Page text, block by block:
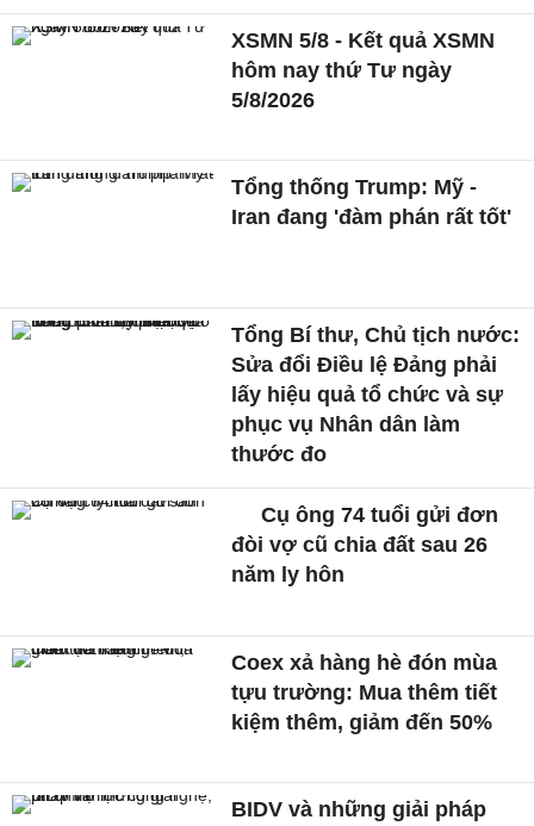
XSMN 5/8 - Kết quả XSMN
hôm nay thứ Tư ngày
5/8/2026
Tổng thống Trump: Mỹ -
Iran đang 'đàm phán rất tốt'
Tổng Bí thư, Chủ tịch nước:
Sửa đổi Điều lệ Đảng phải
lấy hiệu quả tổ chức và sự
phục vụ Nhân dân làm
thước đo
Cụ ông 74 tuổi gửi đơn
đòi vợ cũ chia đất sau 26
năm ly hôn
Coex xả hàng hè đón mùa
tựu trường: Mua thêm tiết
kiệm thêm, giảm đến 50%
BIDV và những giải pháp